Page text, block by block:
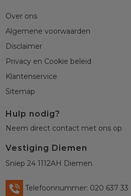
Over ons
Algemene voorwaarden
Disclaimer
Privacy en Cookie beleid
Klantenservice
Sitemap
Hulp nodig?
Neem direct contact met ons op
Vestiging Diemen
Sniep 24 1112AH Diemen
Telefoonnummer: 020 637 33